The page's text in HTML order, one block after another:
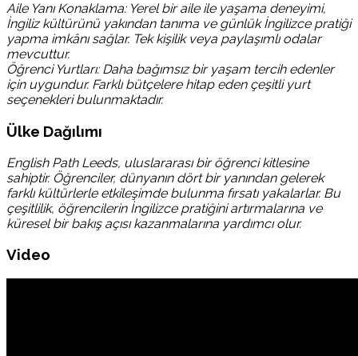
Aile Yanı Konaklama: Yerel bir aile ile yaşama deneyimi,
İngiliz kültürünü yakından tanıma ve günlük İngilizce pratiği
yapma imkânı sağlar. Tek kişilik veya paylaşımlı odalar
mevcuttur.
Öğrenci Yurtları: Daha bağımsız bir yaşam tercih edenler
için uygundur. Farklı bütçelere hitap eden çeşitli yurt
seçenekleri bulunmaktadır.
Ülke Dağılımı
English Path Leeds, uluslararası bir öğrenci kitlesine
sahiptir. Öğrenciler, dünyanın dört bir yanından gelerek
farklı kültürlerle etkileşimde bulunma fırsatı yakalarlar. Bu
çeşitlilik, öğrencilerin İngilizce pratiğini artırmalarına ve
küresel bir bakış açısı kazanmalarına yardımcı olur.
Video